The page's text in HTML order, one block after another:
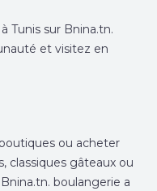
Tunis sur Bnina.tn.
et visitez en
ou acheter
classiques gâteaux ou
boulangerie a